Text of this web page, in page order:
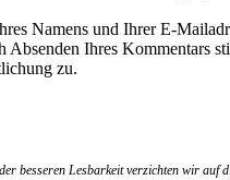
Namens und Ihrer E-
Absenden Ihres Kommentars
zu.
besseren Lesbarkeit verzichten wir auf